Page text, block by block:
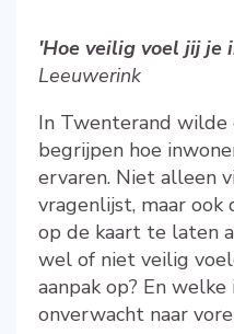
'Hoe veilig voel jij je
Leeuwerink
In Twenterand
begrijpen hoe
ervaren. Niet alleen
vragenlijst, maar
op de kaart te laten
wel of niet veilig
aanpak op? En
onverwacht naar